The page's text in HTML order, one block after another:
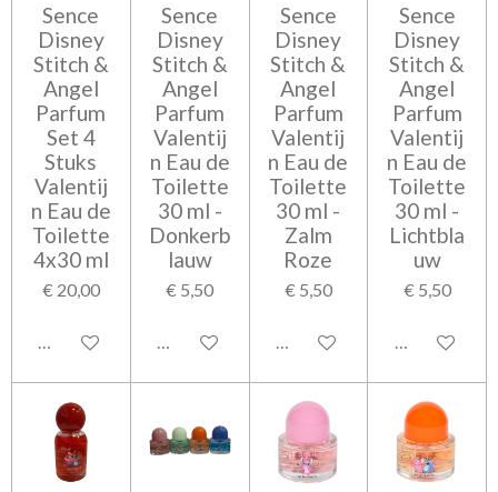
Sence
Disney
Stitch &
Angel
Parfum
Set 4
Stuks
Valentij
n Eau de
Toilette
4x30 ml
€ 20,00
In winkelwagen
Sence
Disney
Stitch &
Angel
Parfum
Valentij
n Eau de
Toilette
30 ml -
Donkerb
lauw
€ 5,50
In winkelwagen
Sence
Disney
Stitch &
Angel
Parfum
Valentij
n Eau de
Toilette
30 ml -
Zalm
Roze
€ 5,50
In winkelwagen
Sence
Disney
Stitch &
Angel
Parfum
Valentij
n Eau de
Toilette
30 ml -
Lichtbla
uw
€ 5,50
In